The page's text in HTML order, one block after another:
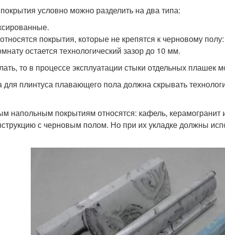
условно можно разделить на два типа:
покрытия, которые не крепятся к черновому
остается технологический зазор до 10 мм.
то в процессе эксплуатации стыки отдельных плашек
плинтуса плавающего пола должна скрывать
напольным покрытиям относятся: кафель,
с черновым полом. Но при их укладке должны